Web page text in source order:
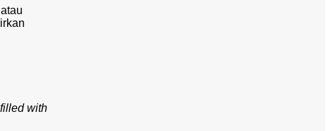
with